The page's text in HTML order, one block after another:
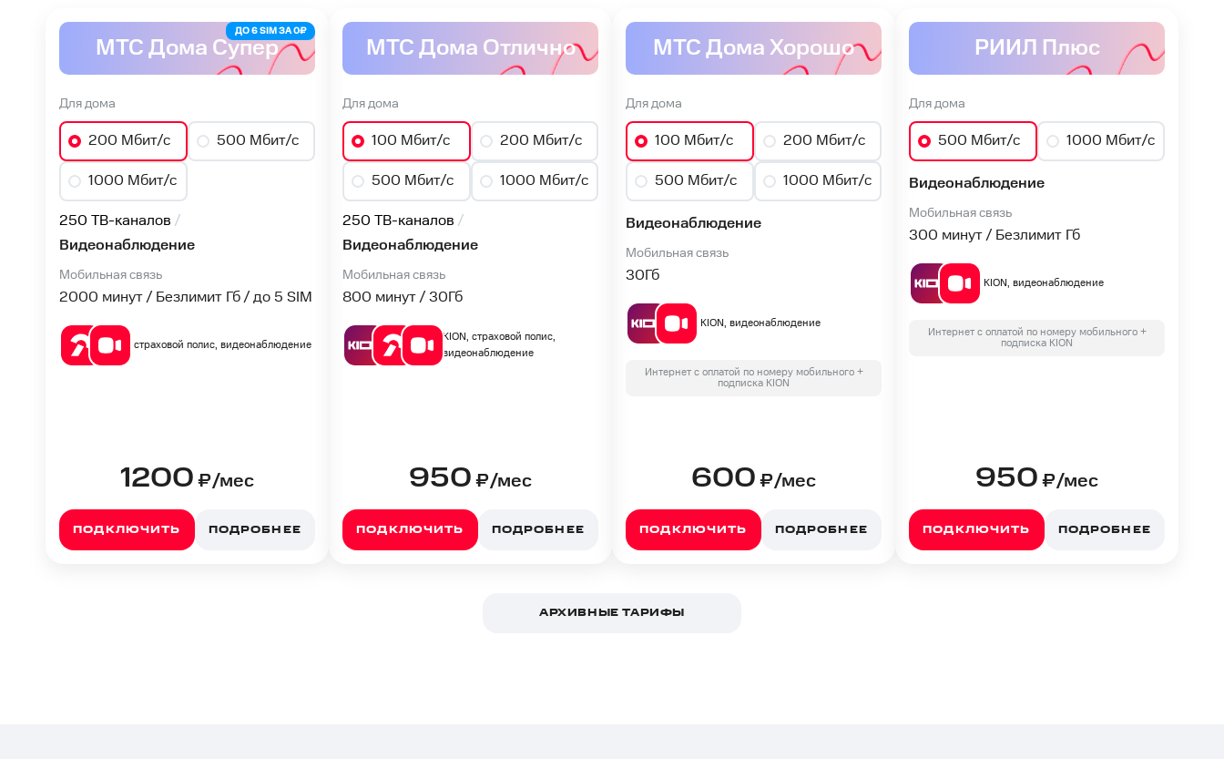
МТС Дома Супер
ДО 6 SIM ЗА 0₽
Для дома
200 Мбит/с 500 Мбит/с
1000 Мбит/с
250 ТВ-каналов
Видеонаблюдение
Мобильная связь
2000 минут / Безлимит Гб / до 5 SIM
страховой полис, видеонаблюдение
1200 ₽/мес
ПОДКЛЮЧИТЬ ПОДРОБНЕЕ
МТС Дома Отлично
Для дома
100 Мбит/с 200 Мбит/с
500 Мбит/с 1000 Мбит/с
250 ТВ-каналов
Видеонаблюдение
Мобильная связь
800 минут / 30Гб
KION, страховой полис,
видеонаблюдение
950 ₽/мес
ПОДКЛЮЧИТЬ ПОДРОБНЕЕ
МТС Дома Хорошо
Для дома
100 Мбит/с 200 Мбит/с
500 Мбит/с 1000 Мбит/с
Видеонаблюдение
Мобильная связь
30Гб
KION, видеонаблюдение
Интернет с оплатой по номеру мобильного +
подписка KION
600 ₽/мес
ПОДКЛЮЧИТЬ ПОДРОБНЕЕ
РИИЛ Плюс
Для дома
500 Мбит/с 1000 Мбит/с
Видеонаблюдение
Мобильная связь
300 минут / Безлимит Гб
KION, видеонаблюдение
Интернет с оплатой по номеру мобильного +
подписка KION
950 ₽/мес
ПОДКЛЮЧИТЬ ПОДРОБНЕЕ
АРХИВНЫЕ ТАРИФЫ